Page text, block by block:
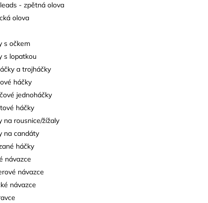
- zpětná olova
olova
s očkem
s lopatkou
a trojháčky
háčky
jednoháčky
háčky
na rousnice/žížaly
na candáty
háčky
návazce
návazce
návazce